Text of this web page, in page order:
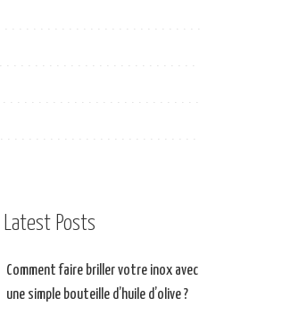
Latest Posts
Comment faire briller votre inox avec
une simple bouteille d’huile d’olive ?